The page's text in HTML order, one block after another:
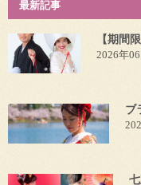
最新記事
【期間
2026年
ブ